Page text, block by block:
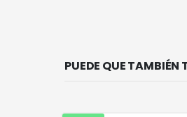
PUEDE QUE TAMBIÉN